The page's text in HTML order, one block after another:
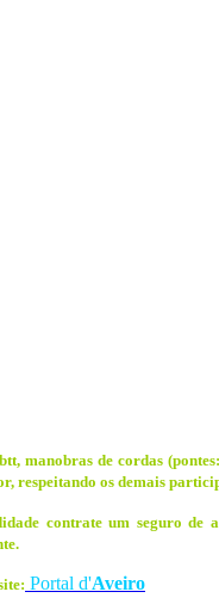
manobras de cordas
respeitando os demais
contrate um seguro
Portal d'Aveiro